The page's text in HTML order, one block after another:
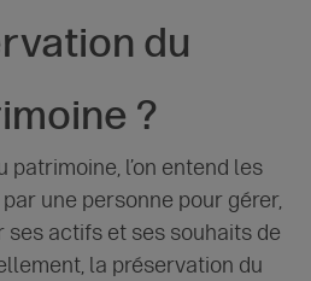
du
?
patrimoine, l’on entend les
une personne pour gérer,
actifs et ses souhaits de
la préservation du